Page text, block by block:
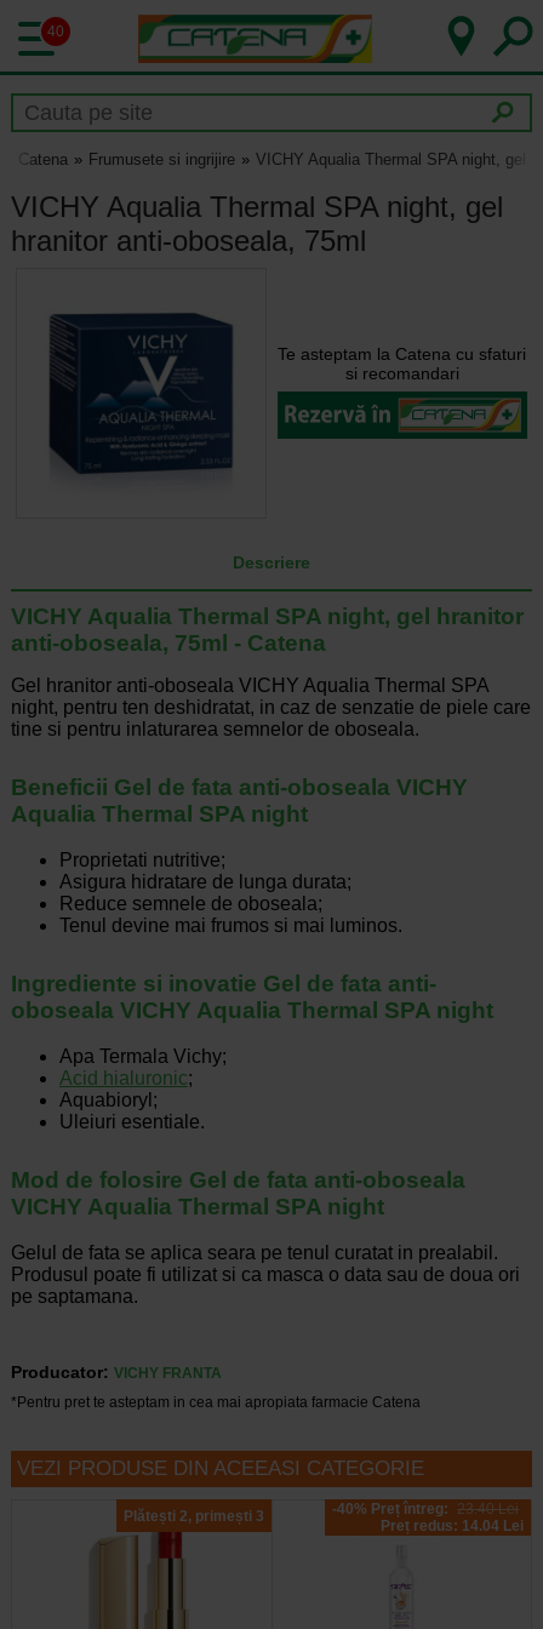
40
Catena Frumusete si ingrijire VICHY Aqualia Thermal SPA night, gel
VICHY Aqualia Thermal SPA night, gel
hranitor anti-oboseala, 75ml
Te asteptam la Catena cu sfaturi
si recomandari
Descriere
VICHY Aqualia Thermal SPA night, gel hranitor
anti-oboseala, 75ml - Catena
Gel hranitor anti-oboseala VICHY Aqualia Thermal SPA
night, pentru ten deshidratat, in caz de senzatie de piele care
tine si pentru inlaturarea semnelor de oboseala.
Beneficii Gel de fata anti-oboseala VICHY
Aqualia Thermal SPA night
Proprietati nutritive;
Asigura hidratare de lunga durata;
Reduce semnele de oboseala;
Tenul devine mai frumos si mai luminos.
Ingrediente si inovatie Gel de fata anti-
oboseala VICHY Aqualia Thermal SPA night
Apa Termala Vichy;
Acid hialuronic;
Aquabioryl;
Uleiuri esentiale.
Mod de folosire Gel de fata anti-oboseala
VICHY Aqualia Thermal SPA night
Gelul de fata se aplica seara pe tenul curatat in prealabil.
Produsul poate fi utilizat si ca masca o data sau de doua ori
pe saptamana.
Producator: VICHY FRANTA
*Pentru pret te asteptam in cea mai apropiata farmacie Catena
VEZI PRODUSE DIN ACEEASI CATEGORIE
Plătești 2, primești 3 -40% Preț întreg: 23.40 Lei
Preț redus: 14.04 Lei